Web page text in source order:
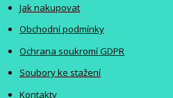
Jak nakupovat
Obchodní podmínky
Ochrana soukromí GDPR
Soubory ke stažení
Kontakty